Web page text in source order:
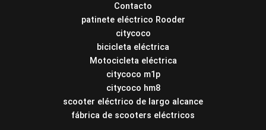
Contacto
patinete eléctrico Rooder
citycoco
bicicleta eléctrica
Motocicleta eléctrica
citycoco m1p
citycoco hm8
scooter eléctrico de largo alcance
fábrica de scooters eléctricos